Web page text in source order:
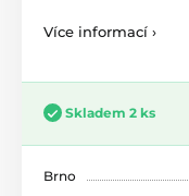
Více informací ›
Skladem 2 ks
Brno